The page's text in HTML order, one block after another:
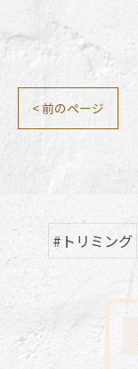
< 前のページ
#トリミング